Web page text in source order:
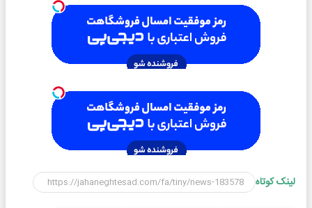
لینک کوتاه